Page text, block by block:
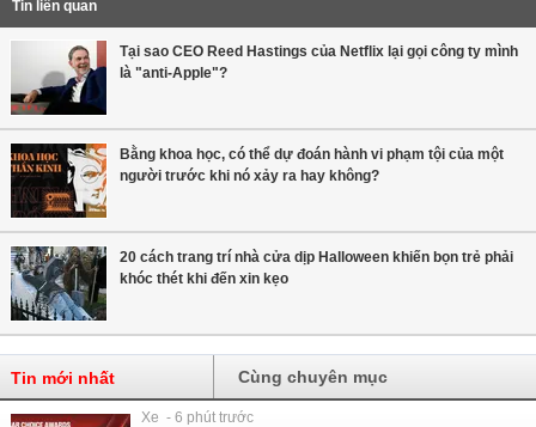
Tin liên quan
Tại sao CEO Reed Hastings của Netflix lại gọi công ty mình
là "anti-Apple"?
Bằng khoa học, có thể dự đoán hành vi phạm tội của một
người trước khi nó xảy ra hay không?
20 cách trang trí nhà cửa dịp Halloween khiến bọn trẻ phải
khóc thét khi đến xin kẹo
Tin mới nhất Cùng chuyên mục
Xe - 6 phút trước